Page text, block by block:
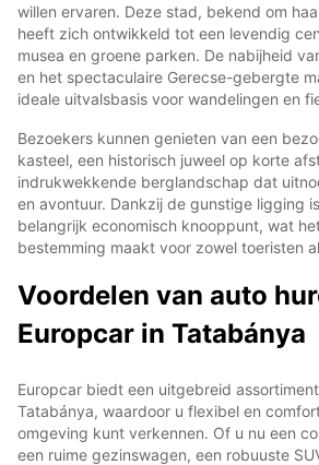
willen ervaren. Deze stad, bekend om
heeft zich ontwikkeld tot een levendig
musea en groene parken. De nabijheid
en het spectaculaire Gerecse-gebergte
ideale uitvalsbasis voor wandelingen en
Bezoekers kunnen genieten van een
kasteel, een historisch juweel op korte
indrukwekkende berglandschap dat
en avontuur. Dankzij de gunstige ligging
belangrijk economisch knooppunt, wat
bestemming maakt voor zowel toeristen
Voordelen van auto
Europcar in Tatabánya
Europcar biedt een uitgebreid assortiment
Tatabánya, waardoor u flexibel en
omgeving kunt verkennen. Of u nu een
een ruime gezinswagen, een robuuste